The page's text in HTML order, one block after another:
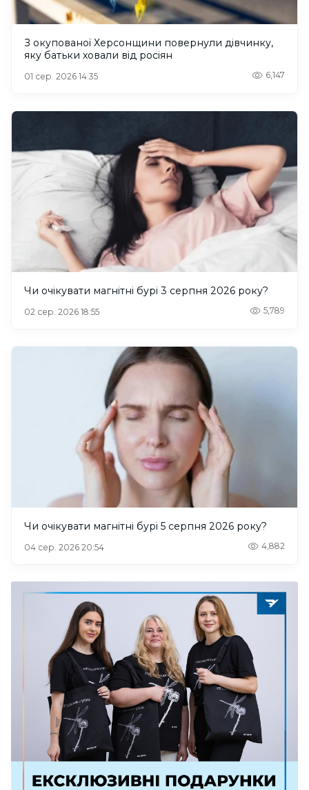
З окупованої Херсонщини повернули дівчинку,
яку батьки ховали від росіян
01 сер. 2026 14:35 6,147
Чи очікувати магнітні бурі 3 серпня 2026 року?
02 сер. 2026 18:55 5,789
Чи очікувати магнітні бурі 5 серпня 2026 року?
04 сер. 2026 20:54 4,882